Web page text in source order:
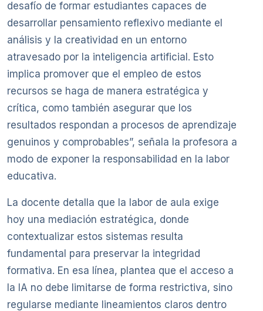
desafío de formar estudiantes capaces de
desarrollar pensamiento reflexivo mediante el
análisis y la creatividad en un entorno
atravesado por la inteligencia artificial. Esto
implica promover que el empleo de estos
recursos se haga de manera estratégica y
crítica, como también asegurar que los
resultados respondan a procesos de aprendizaje
genuinos y comprobables”, señala la profesora a
modo de exponer la responsabilidad en la labor
educativa.
La docente detalla que la labor de aula exige
hoy una mediación estratégica, donde
contextualizar estos sistemas resulta
fundamental para preservar la integridad
formativa. En esa línea, plantea que el acceso a
la IA no debe limitarse de forma restrictiva, sino
regularse mediante lineamientos claros dentro